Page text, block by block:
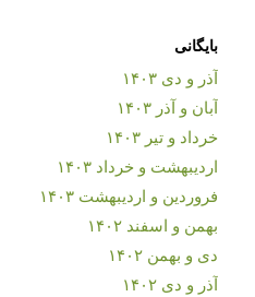
بایگانی
آذر و دی ۱۴۰۳
آبان و آذر ۱۴۰۳
خرداد و تیر ۱۴۰۳
اردیبهشت و خرداد ۱۴۰۳
فروردین و اردیبهشت ۱۴۰۳
بهمن و اسفند ۱۴۰۲
دی و بهمن ۱۴۰۲
آذر و دی ۱۴۰۲